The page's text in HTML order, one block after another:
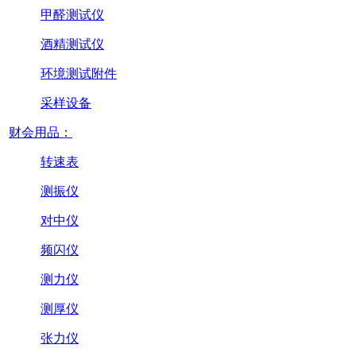
甲醛测试仪
酒精测试仪
环境测试附件
采样设备
财会用品：
转速表
测振仪
对中仪
频闪仪
测力仪
测厚仪
张力仪